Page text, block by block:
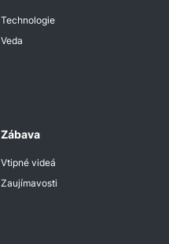
Technologie
Veda
Zábava
Vtipné videá
Zaujímavosti